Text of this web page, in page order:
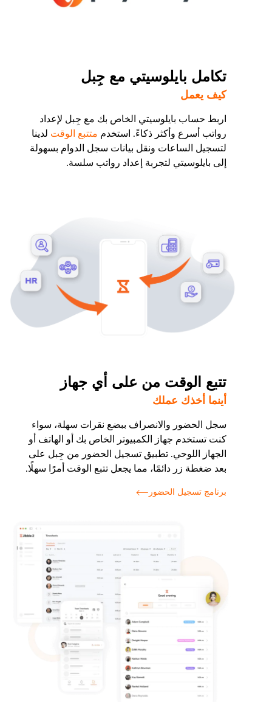
تكامل بايلوسيتي مع جِبل
كيف يعمل
اربط حساب بايلوسيتي الخاص بك مع جِبل لإعداد
رواتب أسرع وأكثر ذكاءً. استخدم متتبع الوقت لدينا
لتسجيل الساعات ونقل بيانات سجل الدوام بسهولة
إلى بايلوسيتي لتجربة إعداد رواتب سلسة.
تتبع الوقت من على أي جهاز
أينما أخذك عملك
سجل الحضور والانصراف ببضع نقرات سهلة، سواء
كنت تستخدم جهاز الكمبيوتر الخاص بك أو الهاتف أو
الجهاز اللوحي. تطبيق تسجيل الحضور من جِبل على
بعد ضغطة زر دائمًا، مما يجعل تتبع الوقت أمرًا سهلًا.
برنامج تسجيل الحضور